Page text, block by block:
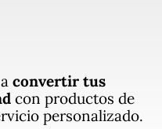
convertir tus
con productos de
personalizado.